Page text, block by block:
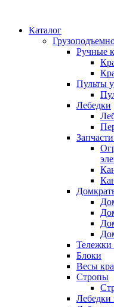
Каталог
Ручные
Пульты
Лебедки
Тележки
Блоки
Весы
Стропы
Лебедки